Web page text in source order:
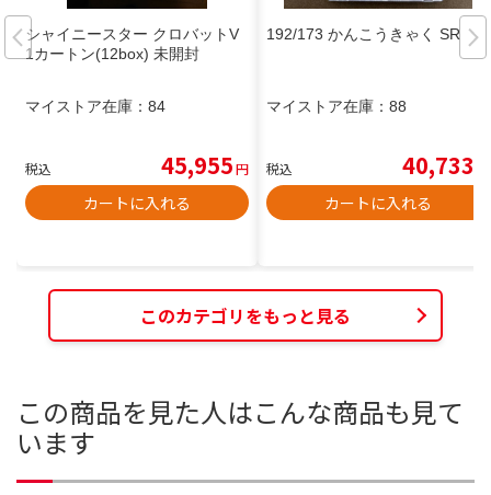
シャイニースター クロバットV
1カートン(12box) 未開封
マイストア在庫： 84
税込 45,955円
カートに入れる
192/173 かんこうきゃく SR
マイストア在庫： 88
税込 40,733
カートに入れる
このカテゴリをもっと見る
この商品を見た人はこんな商品も見て
います